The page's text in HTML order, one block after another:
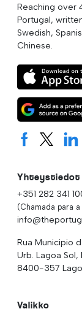
Reaching over
Portugal,
Swedish,
Chinese.
Yhteystiedot
+351 282 341
(Chamada para
Rua Municipio
Urb. Lagoa
8400-357
Valikko